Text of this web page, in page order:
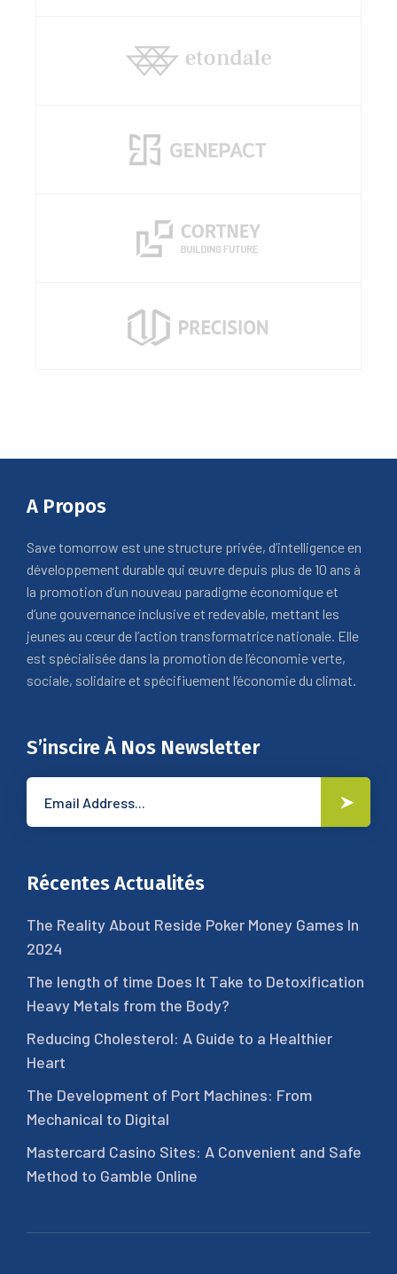
A Propos
Save tomorrow est une structure privée, d’intelligence en
développement durable qui œuvre depuis plus de 10 ans à
la promotion d’un nouveau paradigme économique et
d’une gouvernance inclusive et redevable, mettant les
jeunes au cœur de l’action transformatrice nationale. Elle
est spécialisée dans la promotion de l’économie verte,
sociale, solidaire et spécifiuement l’économie du climat.
S’inscire À Nos Newsletter
Récentes Actualités
The Reality About Reside Poker Money Games In
2024
The length of time Does It Take to Detoxification
Heavy Metals from the Body?
Reducing Cholesterol: A Guide to a Healthier
Heart
The Development of Port Machines: From
Mechanical to Digital
Mastercard Casino Sites: A Convenient and Safe
Method to Gamble Online